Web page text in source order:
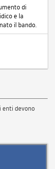
di
e la
il bando.
enti devono